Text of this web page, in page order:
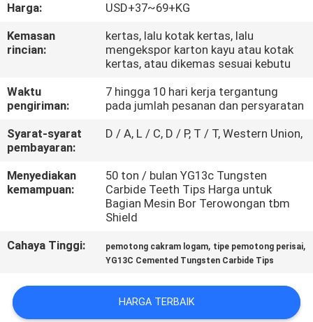
KONTROL
KUALITAS
HUBUNGI
KAMI
BERITA
QUOTE
SUATU
SITEMAP
Harga:
USD+37~69+KG
Kemasan
rincian:
kertas, lalu kotak kertas, lalu
mengekspor karton kayu atau kotak
kertas, atau dikemas sesuai kebutu
Waktu
pengiriman:
7 hingga 10 hari kerja tergantung
pada jumlah pesanan dan persyaratan
Syarat-syarat
pembayaran:
D / A, L / C, D / P, T / T, Western Union,
Menyediakan
kemampuan:
50 ton / bulan YG13c Tungsten
Carbide Teeth Tips Harga untuk
Bagian Mesin Bor Terowongan tbm
Shield
Cahaya Tinggi:
pemotong cakram logam, tipe pemotong perisai,
YG13C Cemented Tungsten Carbide Tips
HARGA TERBAIK